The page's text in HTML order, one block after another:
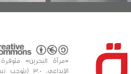
«مرآة البحرين»
الإبداعي،